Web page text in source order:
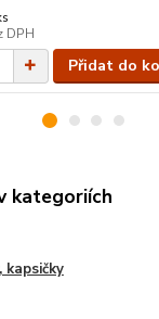
DPH
Přidat do
kategoriích
kapsičky